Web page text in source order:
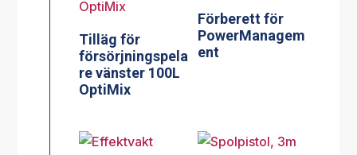
Tilläg för
försörjningspela
re vänster 100L
OptiMix
Förberett för
PowerManagem
ent